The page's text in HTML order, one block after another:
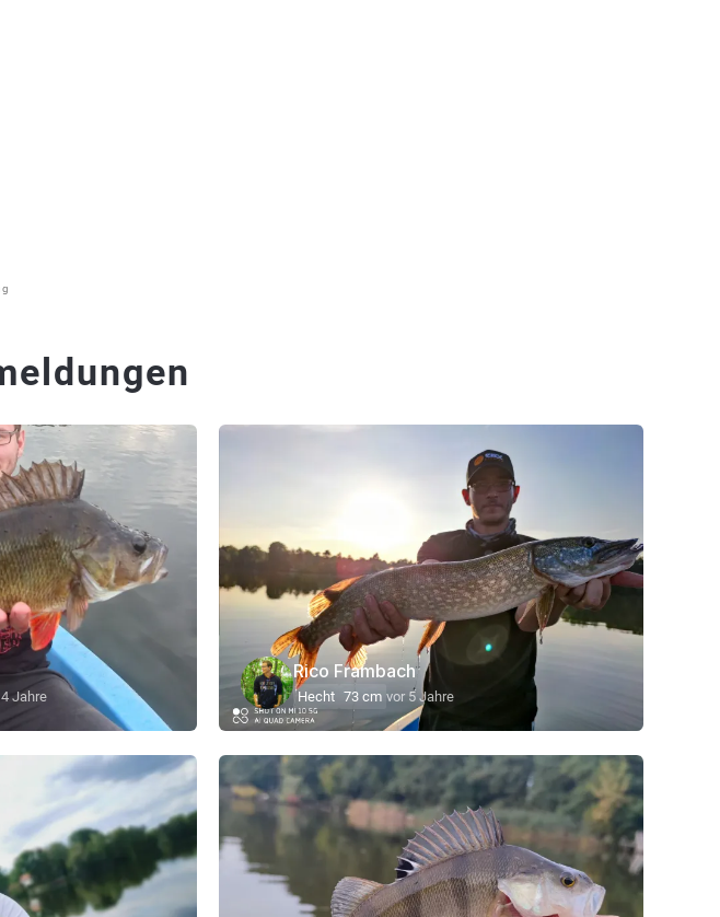
Jahre
Rico Frambach
Hecht 73 cm vor 5 Jahre